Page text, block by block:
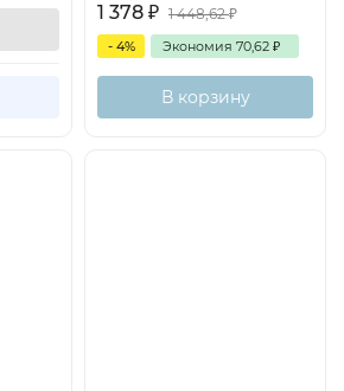
1 378 ₽ 1 448,62₽
- 4% Экономия 70,62 ₽
В корзину